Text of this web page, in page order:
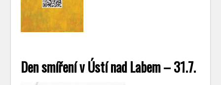
Den smíření v Ústí nad Labem – 31.7.